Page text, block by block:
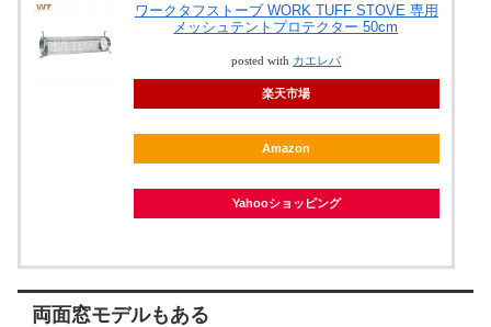
ワークタフストーブ WORK TUFF STOVE 専用
メッシュテントプロテクター 50cm
posted with カエレバ
楽天市場
Amazon
Yahooショッピング
両面窓モデルもある